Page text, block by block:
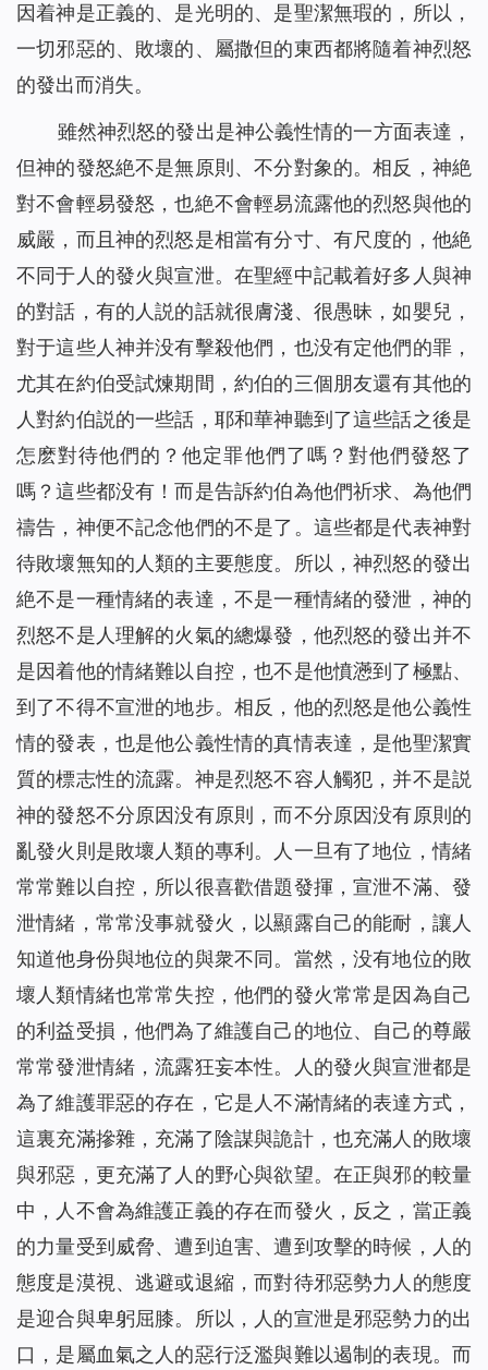
因着神是正義的、是光明的、是聖潔無瑕的，所以，
一切邪惡的、敗壞的、屬撒但的東西都將隨着神烈怒
的發出而消失。
雖然神烈怒的發出是神公義性情的一方面表達，
但神的發怒絶不是無原則、不分對象的。相反，神絶
對不會輕易發怒，也絶不會輕易流露他的烈怒與他的
威嚴，而且神的烈怒是相當有分寸、有尺度的，他絶
不同于人的發火與宣泄。在聖經中記載着好多人與神
的對話，有的人説的話就很膚淺、很愚昧，如嬰兒，
對于這些人神并没有擊殺他們，也没有定他們的罪，
尤其在約伯受試煉期間，約伯的三個朋友還有其他的
人對約伯説的一些話，耶和華神聽到了這些話之後是
怎麽對待他們的？他定罪他們了嗎？對他們發怒了
嗎？這些都没有！而是告訴約伯為他們祈求、為他們
禱告，神便不記念他們的不是了。這些都是代表神對
待敗壞無知的人類的主要態度。所以，神烈怒的發出
絶不是一種情緒的表達，不是一種情緒的發泄，神的
烈怒不是人理解的火氣的總爆發，他烈怒的發出并不
是因着他的情緒難以自控，也不是他憤懣到了極點、
到了不得不宣泄的地步。相反，他的烈怒是他公義性
情的發表，也是他公義性情的真情表達，是他聖潔實
質的標志性的流露。神是烈怒不容人觸犯，并不是説
神的發怒不分原因没有原則，而不分原因没有原則的
亂發火則是敗壞人類的專利。人一旦有了地位，情緒
常常難以自控，所以很喜歡借題發揮，宣泄不滿、發
泄情緒，常常没事就發火，以顯露自己的能耐，讓人
知道他身份與地位的與衆不同。當然，没有地位的敗
壞人類情緒也常常失控，他們的發火常常是因為自己
的利益受損，他們為了維護自己的地位、自己的尊嚴
常常發泄情緒，流露狂妄本性。人的發火與宣泄都是
為了維護罪惡的存在，它是人不滿情緒的表達方式，
這裏充滿摻雜，充滿了陰謀與詭計，也充滿人的敗壞
與邪惡，更充滿了人的野心與欲望。在正與邪的較量
中，人不會為維護正義的存在而發火，反之，當正義
的力量受到威脅、遭到迫害、遭到攻擊的時候，人的
態度是漠視、逃避或退縮，而對待邪惡勢力人的態度
是迎合與卑躬屈膝。所以，人的宣泄是邪惡勢力的出
口，是屬血氣之人的惡行泛濫與難以遏制的表現。而